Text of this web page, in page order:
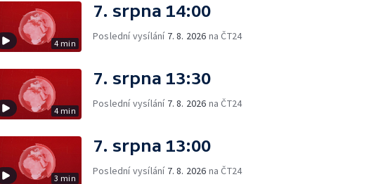
4 min
7. srpna 14:00
Poslední vysílání 7. 8. 2026 na ČT24
4 min
7. srpna 13:30
Poslední vysílání 7. 8. 2026 na ČT24
3 min
7. srpna 13:00
Poslední vysílání 7. 8. 2026 na ČT24